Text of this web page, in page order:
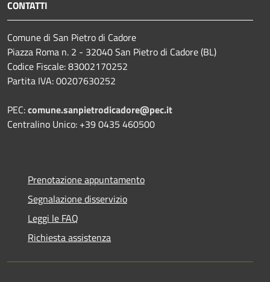
CONTATTI
Comune di San Pietro di Cadore
Piazza Roma n. 2 - 32040 San Pietro di Cadore (BL)
Codice Fiscale: 83002170252
Partita IVA: 00207630252
PEC:comune.sanpietrodicadore@pec.it
Centralino Unico: +39 0435 460500
Prenotazione appuntamento
Segnalazione disservizio
Leggi le FAQ
Richiesta assistenza